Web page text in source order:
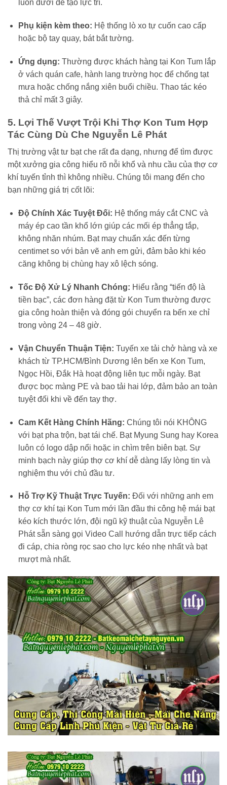
luồn dưới để tạo lực trì.
Phụ kiện kèm theo: Hệ thống lò xo tự cuốn cao cấp
hoặc bộ tay quay, bát bắt tường.
Ứng dụng: Thường được khách hàng tại Kon Tum lắp
ở vách quán cafe, hành lang trường học để chống tạt
mưa hoặc chống nắng xiên buổi chiều. Thao tác kéo
thả chỉ mất 3 giây.
5. Lợi Thế Vượt Trội Khi Thợ Kon Tum Hợp
Tác Cùng Dù Che Nguyễn Lê Phát
Thị trường vật tư bạt che rất đa dạng, nhưng để tìm được
một xưởng gia công hiểu rõ nỗi khổ và nhu cầu của thợ cơ
khí tuyến tỉnh thì không nhiều. Chúng tôi mang đến cho
bạn những giá trị cốt lõi:
Độ Chính Xác Tuyệt Đối: Hệ thống máy cắt CNC và
máy ép cao tần khổ lớn giúp các mối ép thẳng tắp,
không nhăn nhúm. Bạt may chuẩn xác đến từng
centimet so với bản vẽ anh em gửi, đảm bảo khi kéo
căng không bị chùng hay xô lệch sóng.
Tốc Độ Xử Lý Nhanh Chóng: Hiểu rằng “tiến độ là
tiền bạc”, các đơn hàng đặt từ Kon Tum thường được
gia công hoàn thiện và đóng gói chuyển ra bến xe chỉ
trong vòng 24 – 48 giờ.
Vận Chuyển Thuận Tiện: Tuyến xe tải chở hàng và xe
khách từ TP.HCM/Bình Dương lên bến xe Kon Tum,
Ngọc Hồi, Đắk Hà hoạt động liên tục mỗi ngày. Bạt
được bọc màng PE và bao tải hai lớp, đảm bảo an toàn
tuyệt đối khi về đến tay thợ.
Cam Kết Hàng Chính Hãng: Chúng tôi nói KHÔNG
với bạt pha trộn, bạt tái chế. Bạt Myung Sung hay Korea
luôn có logo dập nổi hoặc in chìm trên biên bạt. Sự
minh bạch này giúp thợ cơ khí dễ dàng lấy lòng tin và
nghiệm thu với chủ đầu tư.
Hỗ Trợ Kỹ Thuật Trực Tuyến: Đối với những anh em
thợ cơ khí tại Kon Tum mới lần đầu thi công hệ mái bạt
kéo kích thước lớn, đội ngũ kỹ thuật của Nguyễn Lê
Phát sẵn sàng gọi Video Call hướng dẫn trực tiếp cách
đi cáp, chia ròng rọc sao cho lực kéo nhẹ nhất và bạt
mượt mà nhất.